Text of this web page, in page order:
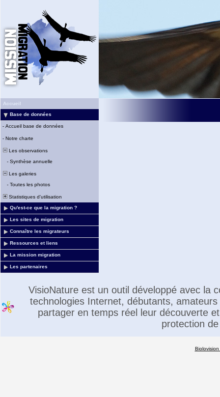
Accueil
Base de données
- Accueil base de données
- Notre charte
Les observations
- Synthèse annuelle
Les galeries
- Toutes les photos
Statistiques d'utilisation
Qu'est-ce que la migration ?
Les sites de migration
Connaître les migrateurs
Ressources et liens
La mission migration
Les partenaires
VisioNature est un outil développé avec la
technologies Internet, débutants,
partager en temps réel leur découverte
protection
Biolovision